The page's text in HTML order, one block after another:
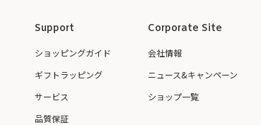
Support
ショッピングガイド
ギフトラッピング
サービス
品質保証
Corporate Site
会社情報
ニュース&キャンペーン
ショップ一覧